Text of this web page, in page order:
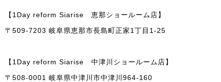
【1Day reform Siarise 恵那ショールーム店】
〒509-7203 岐阜県恵那市長島町正家1丁目1-25
【1Day reform Siarise 中津川ショールーム店】
〒508-0001 岐阜県中津川市中津川964-160